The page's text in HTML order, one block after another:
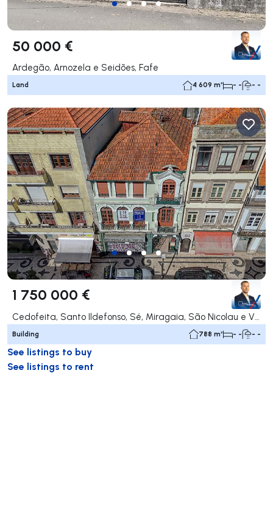
50 000 €
Ardegão, Arnozela e Seidões, Fafe
Land 4 609 m² - - - -
1 750 000 €
Cedofeita, Santo Ildefonso, Sé, Miragaia, São Nicolau e Vitória, Porto
Building 788 m² - - - -
See listings to buy
See listings to rent